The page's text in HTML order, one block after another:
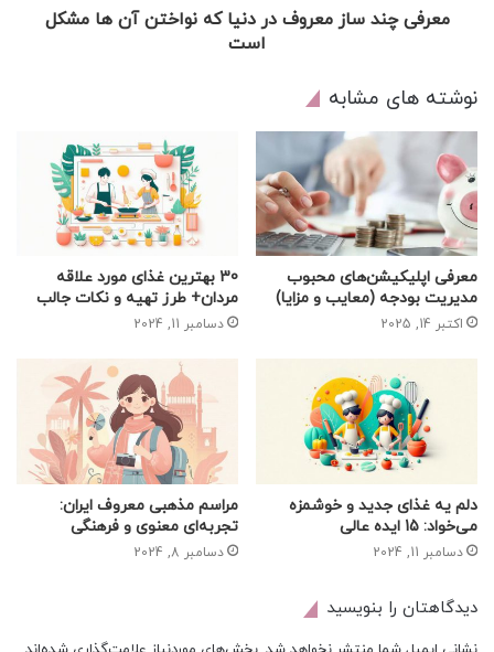
معرفی چند ساز معروف در دنیا که نواختن آن ها مشکل
است
نوشته های مشابه
معرفی اپلیکیشن‌های محبوب
مدیریت بودجه (معایب و مزایا)
اکتبر 14, 2025
30 بهترین غذای مورد علاقه
مردان+ طرز تهیه و نکات جالب
دسامبر 11, 2024
دلم یه غذای جدید و خوشمزه
می‌خواد: 15 ایده عالی
دسامبر 11, 2024
مراسم مذهبی معروف ایران:
تجربه‌ای معنوی و فرهنگی
دسامبر 8, 2024
دیدگاهتان را بنویسید